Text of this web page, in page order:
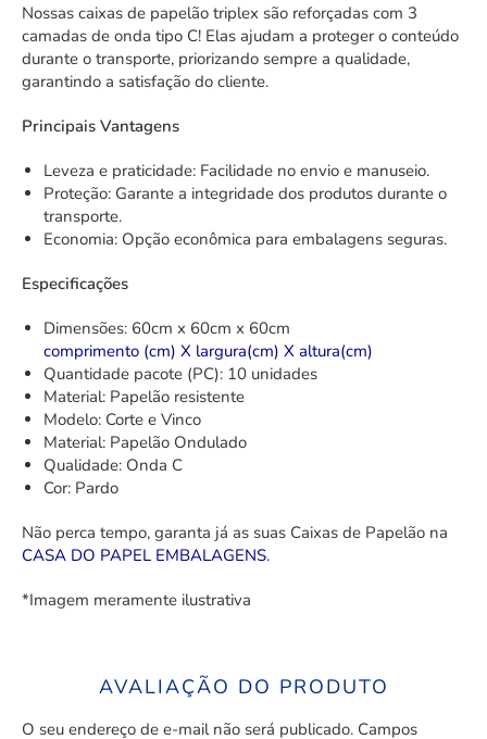
Nossas caixas de papelão triplex são reforçadas com 3
camadas de onda tipo C! Elas ajudam a proteger o conteúdo
durante o transporte, priorizando sempre a qualidade,
garantindo a satisfação do cliente.
Principais Vantagens
Leveza e praticidade: Facilidade no envio e manuseio.
Proteção: Garante a integridade dos produtos durante o
transporte.
Economia: Opção econômica para embalagens seguras.
Especificações
Dimensões: 60cm x 60cm x 60cm
comprimento (cm) X largura(cm) X altura(cm)
Quantidade pacote (PC): 10 unidades
Material: Papelão resistente
Modelo: Corte e Vinco
Material: Papelão Ondulado
Qualidade: Onda C
Cor: Pardo
Não perca tempo, garanta já as suas Caixas de Papelão na
CASA DO PAPEL EMBALAGENS.
*Imagem meramente ilustrativa
AVALIAÇÃO DO PRODUTO
O seu endereço de e-mail não será publicado. Campos